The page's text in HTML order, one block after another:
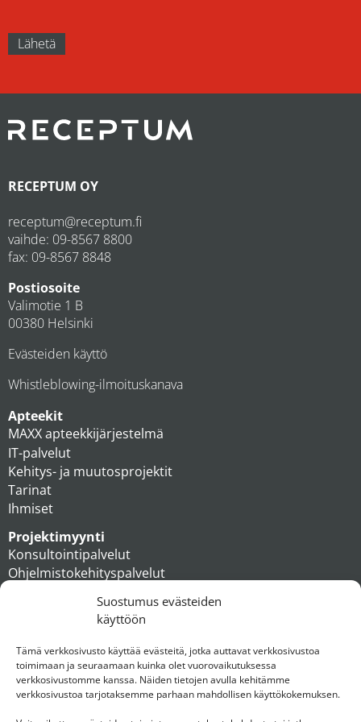
Suostumus evästeiden
käyttöön
Tämä verkkosivusto käyttää evästeitä, jotka auttavat verkkosivustoa
toimimaan ja seuraamaan kuinka olet vuorovaikutuksessa
verkkosivustomme kanssa. Näiden tietojen avulla kehitämme
verkkosivustoa tarjotaksemme parhaan mahdollisen käyttökokemuksen.
RECEPTUM OY
receptum@receptum.fi
vaihde: 09-8567 8800
fax: 09-8567 8848
Postiosoite
Valimotie 1 B
00380 Helsinki
Evästeiden käyttö
Whistleblowing-ilmoituskanava
Apteekit
MAXX apteekkijärjestelmä
IT-palvelut
Kehitys- ja muutosprojektit
Tarinat
Ihmiset
Projektimyynti
Konsultointipalvelut
Ohjelmistokehityspalvelut
Ihmiset
Konserni
Ota yhteyttä